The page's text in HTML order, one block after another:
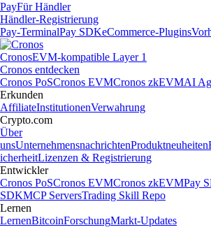
PayFür Händler
Händler-Registrierung
Pay-TerminalPay SDKeCommerce-Plugins
CronosEVM-kompatible Layer 1
Cronos entdecken
Cronos PoSCronos EVMCronos zkEVMAI
Erkunden
AffiliateInstitutionenVerwahrung
Crypto.com
Über
unsUnternehmensnachrichtenProduktneuheiten
icherheitLizenzen & Registrierung
Entwickler
Cronos PoSCronos EVMCronos zkEVMPay
SDKMCP ServersTrading Skill Repo
Lernen
LernenBitcoinForschungMarkt-Updates